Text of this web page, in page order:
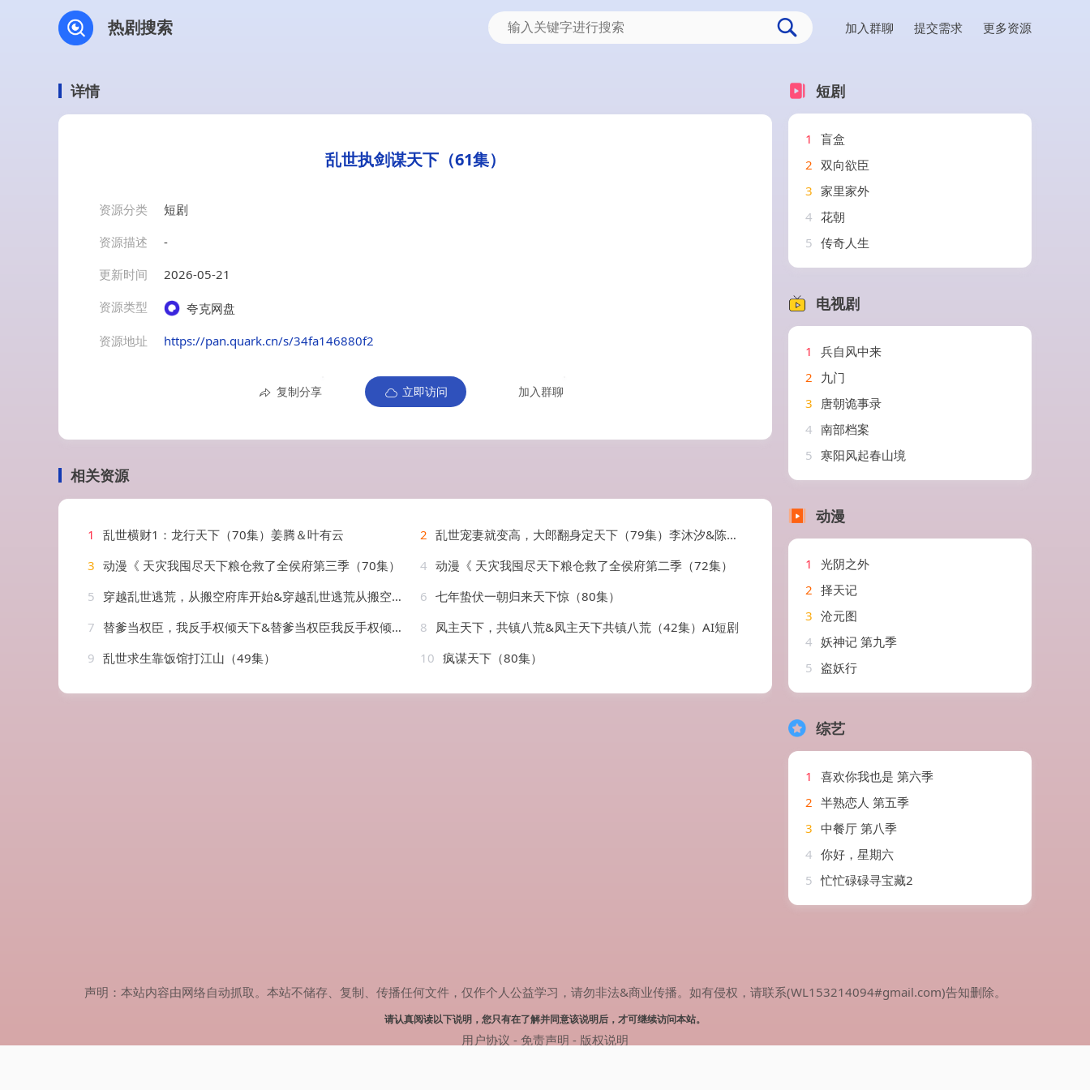
热剧搜索 加入群聊 提交需求 更多资源
详情
乱世执剑谋天下（61集）
资源分类
短剧
资源描述
-
更新时间
2026-05-21
资源类型
夸克网盘
资源地址
https://pan.quark.cn/s/34fa146880f2
复制分享 立即访问 加入群聊
相关资源
1 乱世横财1：龙行天下（70集）姜腾＆叶有云 2 乱世宠妻就变高，大郎翻身定天下（79集）李沐汐&陈展博
3 动漫《 天灾我囤尽天下粮仓救了全侯府第三季（70集） 4 动漫《 天灾我囤尽天下粮仓救了全侯府第二季（72集）
5 穿越乱世逃荒，从搬空府库开始&穿越乱世逃荒从搬空府库开始（62集）AI短剧 6 七年蛰伏一朝归来天下惊（80集）
7 替爹当权臣，我反手权倾天下&替爹当权臣我反手权倾天下（80集）AI短剧 8
凤主天下，共镇八荒&凤主天下共镇八荒（42集）AI短剧
9 乱世求生靠饭馆打江山（49集） 10 疯谋天下（80集）
短剧
1
盲盒
2 双向欲臣
3 家里家外
4 花朝
5 传奇人生
电视剧
1
兵自风中来
2 九门
3 唐朝诡事录
4 南部档案
5 寒阳风起春山境
动漫
1
光阴之外
2 择天记
3 沧元图
4 妖神记 第九季
5 盗妖行
综艺
1
喜欢你我也是 第六季
2 半熟恋人 第五季
3 中餐厅 第八季
4 你好，星期六
5 忙忙碌碌寻宝藏2
声明：本站内容由网络自动抓取。本站不储存、复制、传播任何文件，仅作个人公益学习，请勿非法&商业传播。如有侵权，请联系(WL153214094#gmail.com)告知删除。
请认真阅读以下说明，您只有在了解并同意该说明后，才可继续访问本站。
用户协议 - 免责声明 - 版权说明